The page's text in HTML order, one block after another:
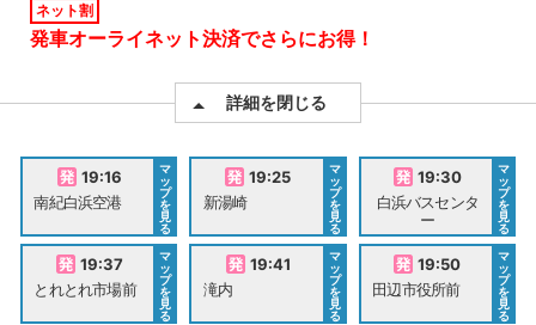
ネット割
発車オーライネット決済でさらにお得！
詳細を閉じる
19:16
南紀白浜空港
マ
ッ
プ
を
見
る
19:25
新湯崎
マ
ッ
プ
を
見
る
19:30
白浜バスセンタ
ー
マ
ッ
プ
を
見
る
19:37
とれとれ市場前
マ
ッ
プ
を
見
る
19:41
滝内
マ
ッ
プ
を
見
る
19:50
田辺市役所前
マ
ッ
プ
を
見
る